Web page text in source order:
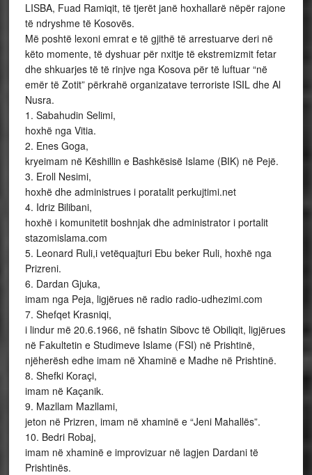
LISBA, Fuad Ramiqit, të tjerët janë hoxhallarë nëpër rajone
të ndryshme të Kosovës.
Më poshtë lexoni emrat e të gjithë të arrestuarve deri në
këto momente, të dyshuar për nxitje të ekstremizmit fetar
dhe shkuarjes të të rinjve nga Kosova për të luftuar “në
emër të Zotit” përkrahë organizatave terroriste ISIL dhe Al
Nusra.
1. Sabahudin Selimi,
hoxhë nga Vitia.
2. Enes Goga,
kryeimam në Këshillin e Bashkësisë Islame (BIK) në Pejë.
3. Eroll Nesimi,
hoxhë dhe administrues i poratalit perkujtimi.net
4. Idriz Bilibani,
hoxhë i komunitetit boshnjak dhe administrator i portalit
stazomislama.com
5. Leonard Ruli,i vetëquajturi Ebu beker Ruli, hoxhë nga
Prizreni.
6. Dardan Gjuka,
imam nga Peja, ligjërues në radio radio-udhezimi.com
7. Shefqet Krasniqi,
i lindur më 20.6.1966, në fshatin Sibovc të Obiliqit, ligjërues
në Fakultetin e Studimeve Islame (FSI) në Prishtinë,
njëherësh edhe imam në Xhaminë e Madhe në Prishtinë.
8. Shefki Koraçi,
imam në Kaçanik.
9. Mazllam Mazllami,
jeton në Prizren, imam në xhaminë e “Jeni Mahallës”.
10. Bedri Robaj,
imam në xhaminë e improvizuar në lagjen Dardani të
Prishtinës.